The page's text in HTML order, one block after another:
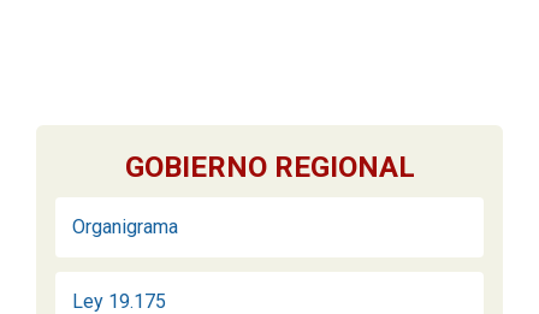
GOBIERNO REGIONAL
Organigrama
Ley 19.175